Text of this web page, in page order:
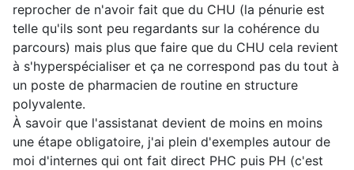
reprocher de n'avoir fait que du CHU (la pénurie est
telle qu'ils sont peu regardants sur la cohérence du
parcours) mais plus que faire que du CHU cela revient
à s'hyperspécialiser et ça ne correspond pas du tout à
un poste de pharmacien de routine en structure
polyvalente.
À savoir que l'assistanat devient de moins en moins
une étape obligatoire, j'ai plein d'exemples autour de
moi d'internes qui ont fait direct PHC puis PH (c'est